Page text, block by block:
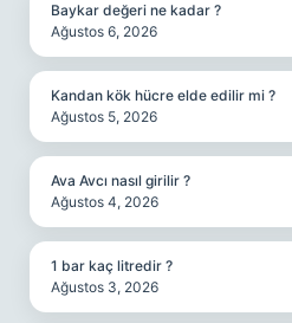
Baykar değeri ne kadar ?
Ağustos 6, 2026
Kandan kök hücre elde edilir mi ?
Ağustos 5, 2026
Ava Avcı nasıl girilir ?
Ağustos 4, 2026
1 bar kaç litredir ?
Ağustos 3, 2026